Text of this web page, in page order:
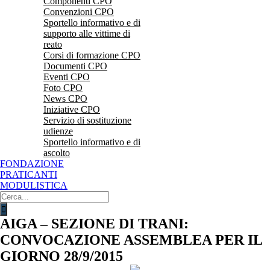
Convenzioni CPO
Sportello informativo e di
supporto alle vittime di
reato
Corsi di formazione CPO
Documenti CPO
Eventi CPO
Foto CPO
News CPO
Iniziative CPO
Servizio di sostituzione
udienze
Sportello informativo e di
ascolto
FONDAZIONE
PRATICANTI
MODULISTICA
Cerca
per:
AIGA – SEZIONE DI TRANI:
CONVOCAZIONE ASSEMBLEA PER IL
GIORNO 28/9/2015